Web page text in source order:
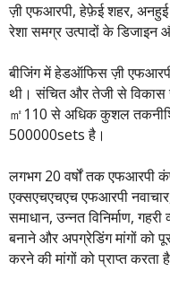
ज़ी एफआरपी, हेफ़ेई शहर, अनहुई
रेशा समग्र उत्पादों के डिजाइन
बीजिंग में हेडऑफिस ज़ी
थी। संचित और तेजी से विकास
㎡110 से अधिक कुशल
500000sets है।
लगभग 20 वर्षों तक एफआरपी
एक्सएचएचएच एफआरपी
समाधान, उन्नत विनिर्माण,
बनाने और अपग्रेडिंग मांगों को
करने की मांगों को प्राप्त करता